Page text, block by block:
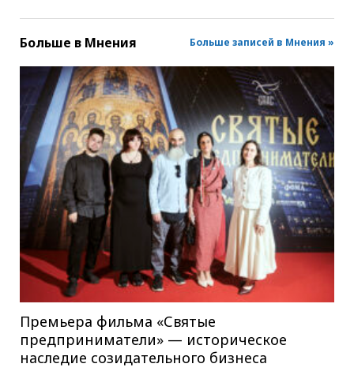
Больше в Мнения Больше записей в Мнения »
Премьера фильма «Святые
предприниматели» — историческое
наследие созидательного бизнеса